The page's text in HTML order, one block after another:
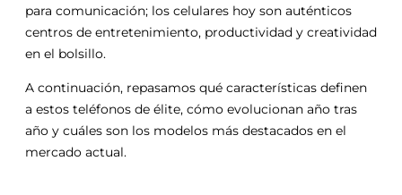
para comunicación; los celulares hoy son auténticos
centros de entretenimiento, productividad y creatividad
en el bolsillo.
A continuación, repasamos qué características definen
a estos teléfonos de élite, cómo evolucionan año tras
año y cuáles son los modelos más destacados en el
mercado actual.